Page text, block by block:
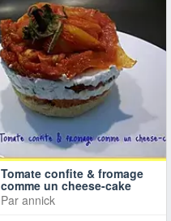
Tomate confite & fromage
comme un cheese-cake
Par annick